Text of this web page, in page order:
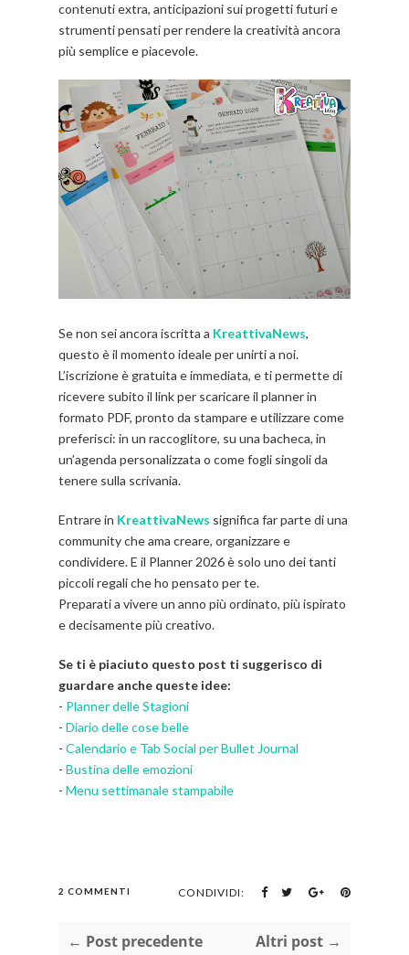
contenuti extra, anticipazioni sui progetti futuri e
strumenti pensati per rendere la creatività ancora
più semplice e piacevole.
Se non sei ancora iscritta a KreattivaNews,
questo è il momento ideale per unirti a noi.
L’iscrizione è gratuita e immediata, e ti permette di
ricevere subito il link per scaricare il planner in
formato PDF, pronto da stampare e utilizzare come
preferisci: in un raccoglitore, su una bacheca, in
un’agenda personalizzata o come fogli singoli da
tenere sulla scrivania.
Entrare in KreattivaNews significa far parte di una
community che ama creare, organizzare e
condividere. E il Planner 2026 è solo uno dei tanti
piccoli regali che ho pensato per te.
Preparati a vivere un anno più ordinato, più ispirato
e decisamente più creativo.
Se ti è piaciuto questo post ti suggerisco di
guardare anche queste idee:
- Planner delle Stagioni
- Diario delle cose belle
- Calendario e Tab Social per Bullet Journal
- Bustina delle emozioni
- Menu settimanale stampabile
2 COMMENTI CONDIVIDI:
← Post precedente Altri post →